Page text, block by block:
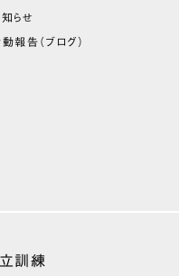
らせ
報告（ブログ）
訓練